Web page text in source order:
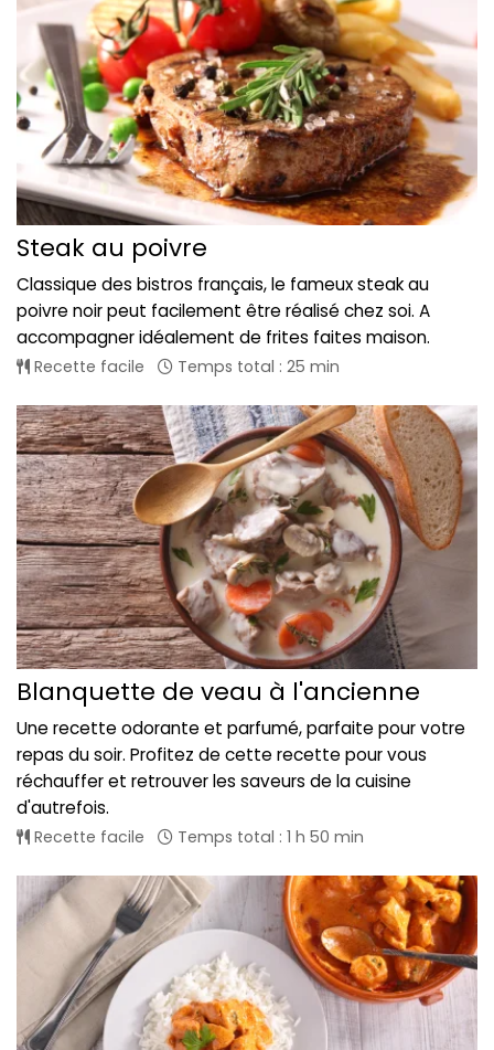
Steak au poivre
Classique des bistros français, le fameux steak au
poivre noir peut facilement être réalisé chez soi. A
accompagner idéalement de frites faites maison.
Recette facile Temps total : 25 min
Blanquette de veau à l'ancienne
Une recette odorante et parfumé, parfaite pour votre
repas du soir. Profitez de cette recette pour vous
réchauffer et retrouver les saveurs de la cuisine
d'autrefois.
Recette facile Temps total : 1 h 50 min